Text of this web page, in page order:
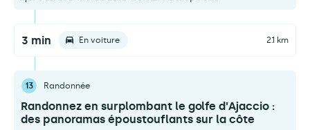
3 min En voiture 2.1 km
13 Randonnée
Randonnez en surplombant le golfe d'Ajaccio :
des panoramas époustouflants sur la côte